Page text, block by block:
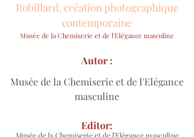
Robillard, création photographique
contemporaine
Musée de la Chemiserie et de l'Elégance masculine
Musée de la Chemiserie et de l'Elégance
masculine
Autor :
Editor: